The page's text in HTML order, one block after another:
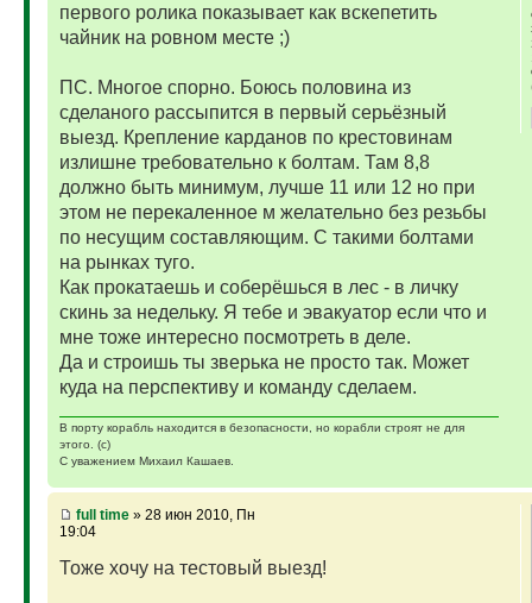
первого ролика показывает как вскепетить
чайник на ровном месте ;)
ПС. Многое спорно. Боюсь половина из
сделаного рассыпится в первый серьёзный
выезд. Крепление карданов по крестовинам
излишне требовательно к болтам. Там 8,8
должно быть минимум, лучше 11 или 12 но при
этом не перекаленное м желательно без резьбы
по несущим составляющим. С такими болтами
на рынках туго.
Как прокатаешь и соберёшься в лес - в личку
скинь за недельку. Я тебе и эвакуатор если что и
мне тоже интересно посмотреть в деле.
Да и строишь ты зверька не просто так. Может
куда на перспективу и команду сделаем.
В порту корабль находится в безопасности, но корабли строят не для
этого. (с)
С уважением Михаил Кашаев.
full time» 28 июн 2010, Пн
19:04
Тоже хочу на тестовый выезд!